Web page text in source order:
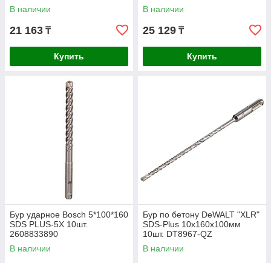
В наличии
21 163 ₸
Купить
В наличии
25 129 ₸
Купить
Бур ударное Bosch 5*100*160
SDS PLUS-5X 10шт.
2608833890
В наличии
Бур по бетону DeWALT "XLR"
SDS-Plus 10x160x100мм
10шт. DT8967-QZ
В наличии